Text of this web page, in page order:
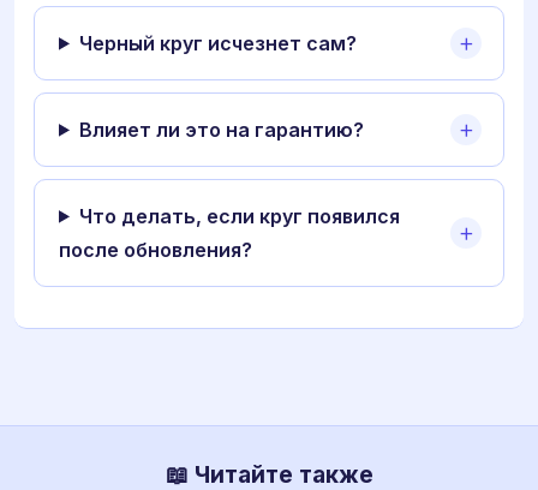
Черный круг исчезнет сам?
Влияет ли это на гарантию?
Что делать, если круг появился
после обновления?
📖 Читайте также